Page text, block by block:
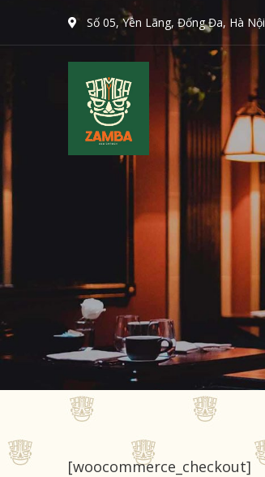
Số 05, Yên Lãng, Đống Đa, Hà Nội
[woocommerce_checkout]